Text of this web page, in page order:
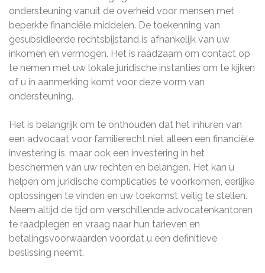
ondersteuning vanuit de overheid voor mensen met
beperkte financiële middelen. De toekenning van
gesubsidieerde rechtsbijstand is afhankelijk van uw
inkomen en vermogen. Het is raadzaam om contact op
te nemen met uw lokale juridische instanties om te kijken
of u in aanmerking komt voor deze vorm van
ondersteuning.
Het is belangrijk om te onthouden dat het inhuren van
een advocaat voor familierecht niet alleen een financiële
investering is, maar ook een investering in het
beschermen van uw rechten en belangen. Het kan u
helpen om juridische complicaties te voorkomen, eerlijke
oplossingen te vinden en uw toekomst veilig te stellen.
Neem altijd de tijd om verschillende advocatenkantoren
te raadplegen en vraag naar hun tarieven en
betalingsvoorwaarden voordat u een definitieve
beslissing neemt.